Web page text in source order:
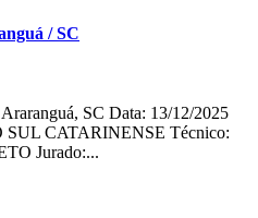
/ SC
SC Data: 13/12/2025
SUL CATARINENSE Técnico:
Jurado:...